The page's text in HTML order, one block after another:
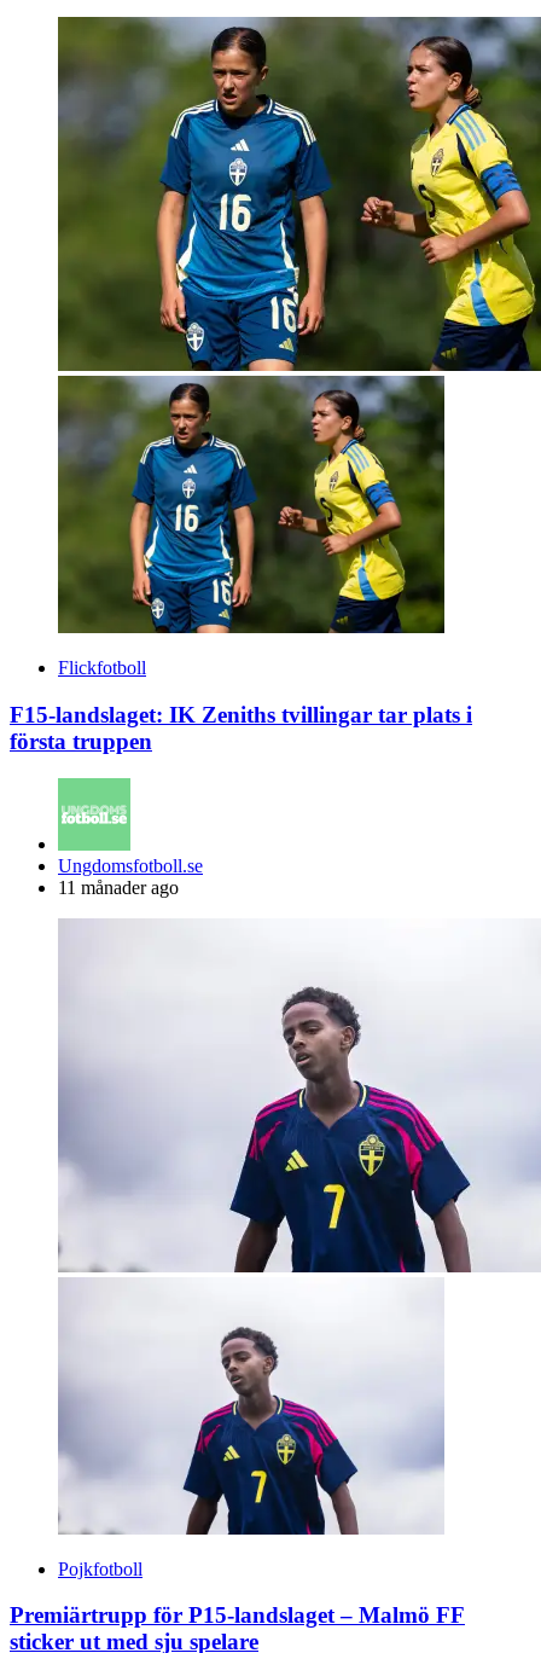
Flickfotboll
F15-landslaget: IK Zeniths tvillingar tar plats i
första truppen
Posted
by
Ungdomsfotboll.se
11 månader ago
Pojkfotboll
Premiärtrupp för P15-landslaget – Malmö FF
sticker ut med sju spelare